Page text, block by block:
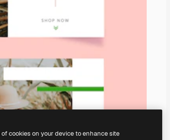
cookies on your device to enhance site